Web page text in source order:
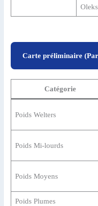
Carte préliminaire
Catégorie
Poids Welters
Poids Mi-lourds
Poids Moyens
Poids Plumes